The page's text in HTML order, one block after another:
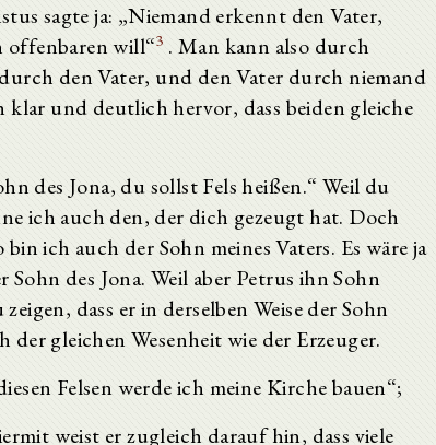
sagte ja: „Niemand erkennt den Vater,
offenbaren will“3 . Man kann also durch
den Vater, und den Vater durch niemand
klar und deutlich hervor, dass beiden gleiche
des Jona, du sollst Fels heißen.“ Weil du
ich auch den, der dich gezeugt hat. Doch
ich auch der Sohn meines Vaters. Es wäre ja
des Jona. Weil aber Petrus ihn Sohn
dass er in derselben Weise der Sohn
der gleichen Wesenheit wie der Erzeuger.
Felsen werde ich meine Kirche bauen“;
weist er zugleich darauf hin, dass viele